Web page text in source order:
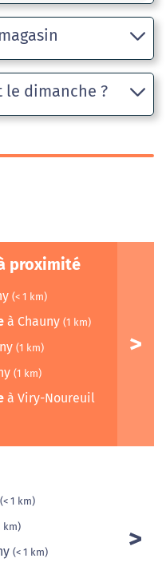
le dimanche ?
proximité
(< 1 km)
à Chauny (1 km)
(1 km)
(1 km)
à Viry-Noureuil
(< 1 km)
km)
(< 1 km)